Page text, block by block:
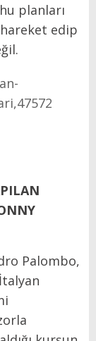
planları
edip
Palombo,